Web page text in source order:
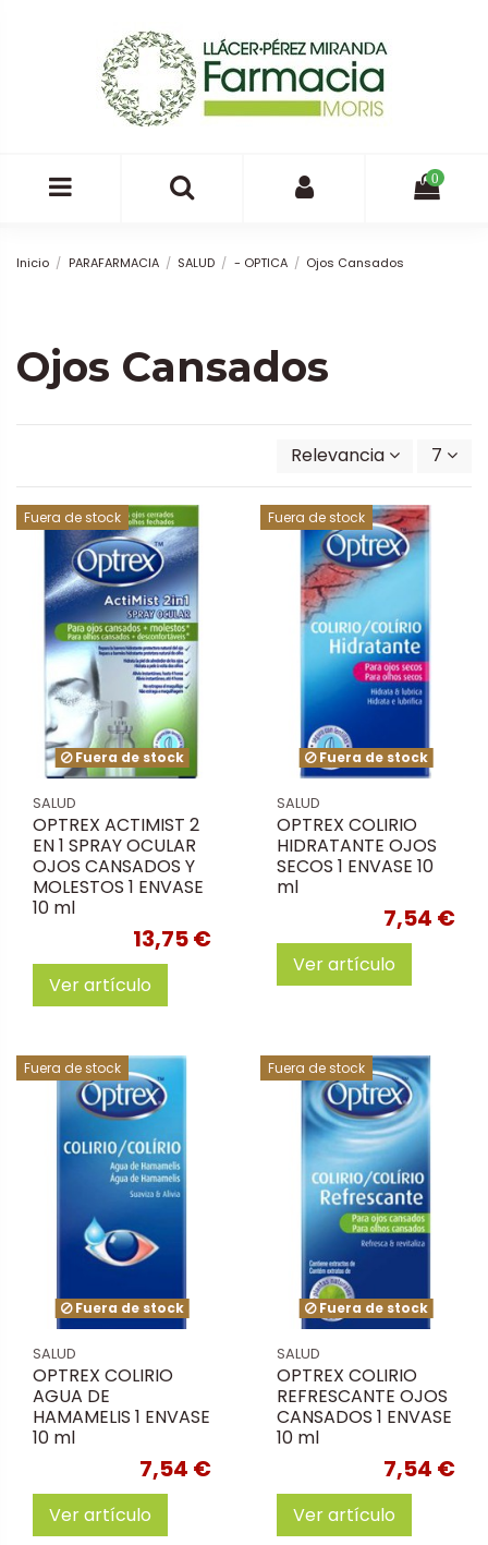
0
Inicio PARAFARMACIA SALUD - OPTICA Ojos Cansados
Ojos Cansados
Relevancia 7
Fuera de stock
Fuera de stock
SALUD
OPTREX ACTIMIST 2
EN 1 SPRAY OCULAR
OJOS CANSADOS Y
MOLESTOS 1 ENVASE
10 ml
13,75 €
Ver artículo
Fuera de stock
Fuera de stock
SALUD
OPTREX COLIRIO
HIDRATANTE OJOS
SECOS 1 ENVASE 10
ml
7,54 €
Ver artículo
Fuera de stock
Fuera de stock
SALUD
OPTREX COLIRIO
AGUA DE
HAMAMELIS 1 ENVASE
10 ml
7,54 €
Ver artículo
Fuera de stock
Fuera de stock
SALUD
OPTREX COLIRIO
REFRESCANTE OJOS
CANSADOS 1 ENVASE
10 ml
7,54 €
Ver artículo